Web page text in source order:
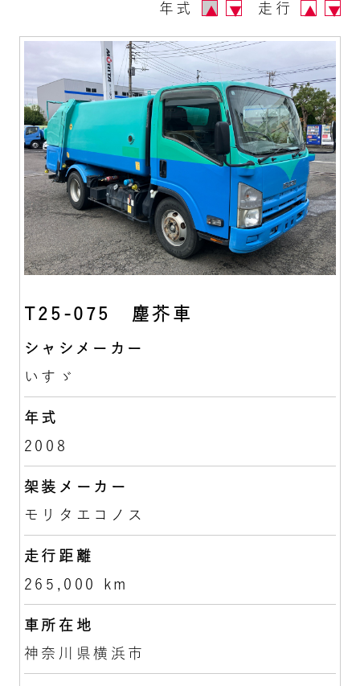
年式
▲ ▼ 走行 ▲ ▼
T25-075 塵芥車
シャシメーカー
いすゞ
年式
2008
架装メーカー
モリタエコノス
走行距離
265,000 km
車所在地
神奈川県横浜市